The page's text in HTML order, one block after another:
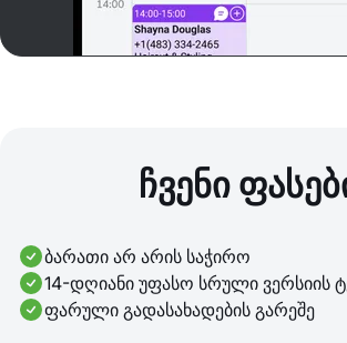
ჩვენი
ბარათი არ არის საჭირო
14-დღიანი უფასო სრული ვერსიის
ფარული გადასახადების გარეშე